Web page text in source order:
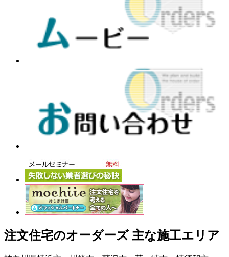
注文住宅のオーダーズ 主な施工エリア